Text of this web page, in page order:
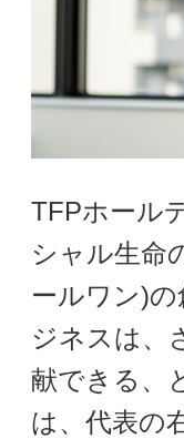
TFPホール
シャル生命
ールワン)
ジネスは、
献できる、
は、代表の